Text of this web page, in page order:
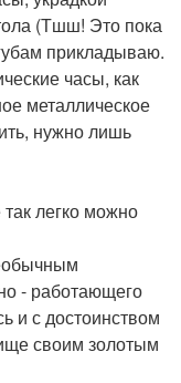
(Тшш! Это пока
прикладываю.
часы, как
металлическое
нужно лишь
легко можно
- работающего
и с достоинством
своим золотым